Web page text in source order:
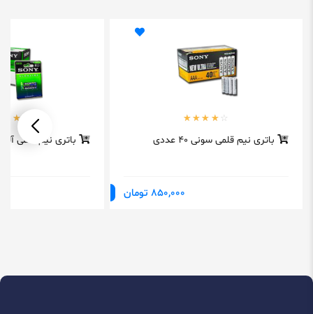
باتری نیم قلمی سونی 40 عددی
850,000 تومان
باتری نیم قلمی